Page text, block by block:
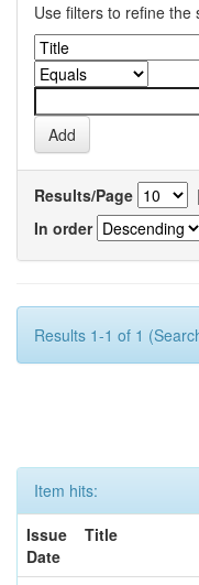
Use filters to refine the
Results/Page |
In order
Results 1-1 of 1
Item hits:
Issue
Date
Title